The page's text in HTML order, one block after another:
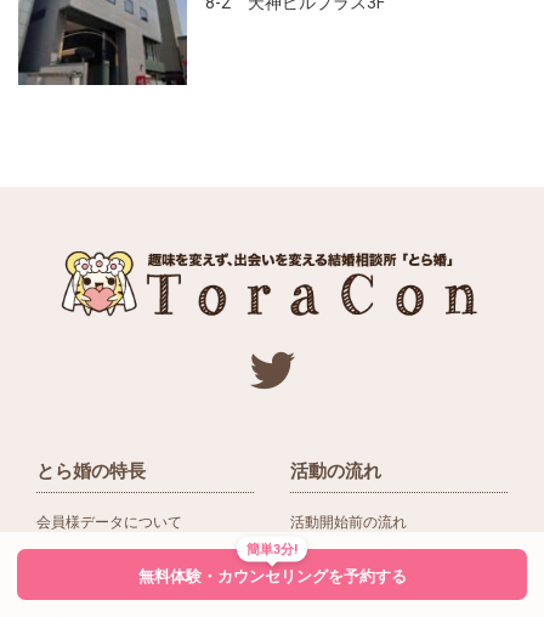
とら婚の特長
会員様データについて
活動の流れ
活動開始前の流れ
入会後の活動の流れ
簡単3分!
無料体験・カウンセリングを予約する